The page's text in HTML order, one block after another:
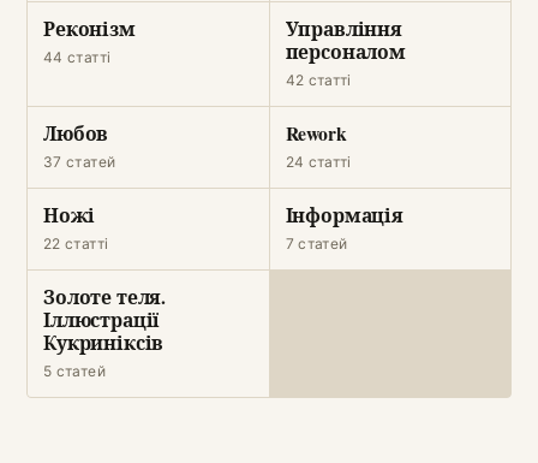
Реконізм
44 статті
Управління
персоналом
42 статті
Любов
37 статей
Rework
24 статті
Ножі
22 статті
Інформація
7 статей
Золоте теля.
Іллюстрації
Кукриніксів
5 статей